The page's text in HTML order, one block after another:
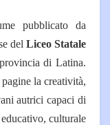
pubblicato da
del Liceo Statale
di Latina.
la creatività,
autrici capaci di
culturale